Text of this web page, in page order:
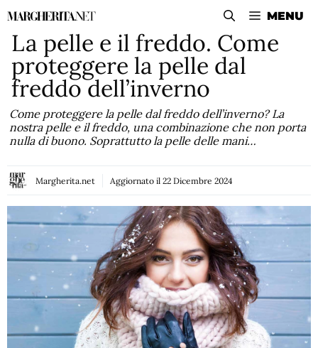
Vai
contenuto
MENU
La pelle e il freddo. Come
proteggere la pelle dal
freddo dell’inverno
Come proteggere la pelle dal freddo dell’inverno? La
nostra pelle e il freddo, una combinazione che non porta
nulla di buono. Soprattutto la pelle delle mani…
Margherita.net Aggiornato il 22 Dicembre 2024